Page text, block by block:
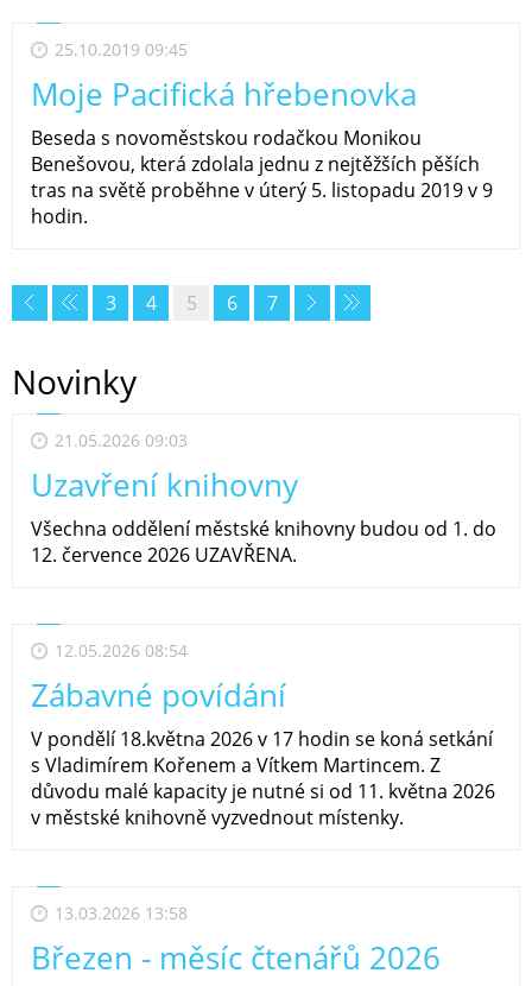
25.10.2019 09:45
Moje Pacifická hřebenovka
Beseda s novoměstskou rodačkou Monikou
Benešovou, která zdolala jednu z nejtěžších pěších
tras na světě proběhne v úterý 5. listopadu 2019 v 9
hodin.
3 4 5 6 7
Novinky
21.05.2026 09:03
Uzavření knihovny
Všechna oddělení městské knihovny budou od 1. do
12. července 2026 UZAVŘENA.
12.05.2026 08:54
Zábavné povídání
V pondělí 18.května 2026 v 17 hodin se koná setkání
s Vladimírem Kořenem a Vítkem Martincem. Z
důvodu malé kapacity je nutné si od 11. května 2026
v městské knihovně vyzvednout místenky.
13.03.2026 13:58
Březen - měsíc čtenářů 2026